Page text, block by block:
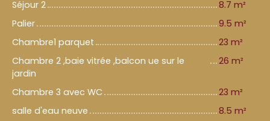
Séjour 2
8.7 m²
Palier
9.5 m²
Chambre1 parquet
23 m²
Chambre 2 ,baie vitrée ,balcon ue sur le
jardin
26 m²
Chambre 3 avec WC
23 m²
salle d'eau neuve
8.5 m²